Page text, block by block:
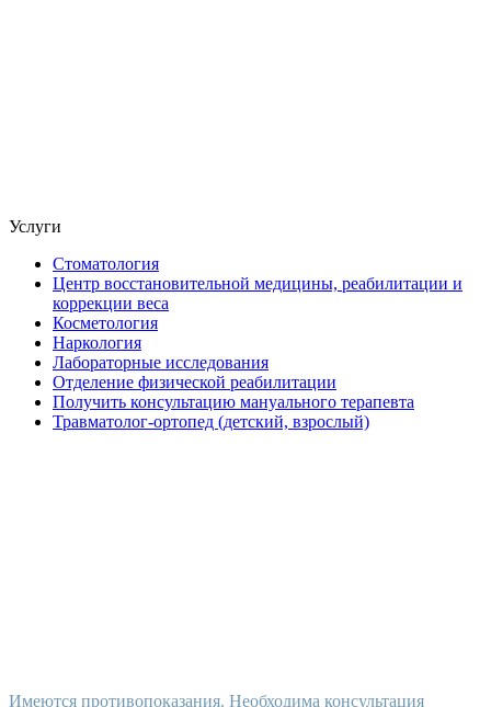
Услуги
Стоматология
Центр восстановительной медицины, реабилитации и
коррекции веса
Косметология
Наркология
Лабораторные исследования
Отделение физической реабилитации
Получить консультацию мануального терапевта
Травматолог-ортопед (детский, взрослый)
Имеются противопоказания. Необходима консультация